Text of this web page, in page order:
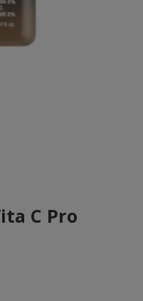
C Pro